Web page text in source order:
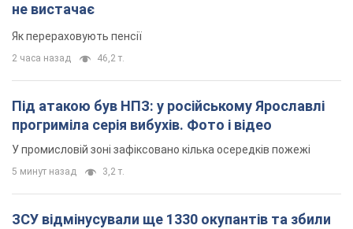
не вистачає
Як перераховують пенсії
2 часа назад 46,2 т.
Під атакою був НПЗ: у російському Ярославлі
прогриміла серія вибухів. Фото і відео
У промисловій зоні зафіксовано кілька осередків пожежі
5 минут назад 3,2 т.
ЗСУ відмінусували ще 1330 окупантів та збили